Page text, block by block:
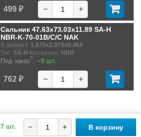
7 шт. − + В корзину
499 ₽ − +
Сальник 47.63x73.03x11.89 SA-H
NBR-K-70-01B/C/C NAK
В дюймах: 1.875x2.875x0.468
Тип: SA-H Материал: NBR
Под заказ?: ~9 шт.
762 ₽ − +